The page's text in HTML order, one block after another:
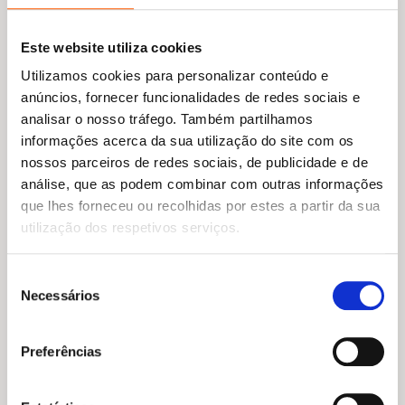
Este website utiliza cookies
Utilizamos cookies para personalizar conteúdo e
anúncios, fornecer funcionalidades de redes sociais e
analisar o nosso tráfego. Também partilhamos
informações acerca da sua utilização do site com os
nossos parceiros de redes sociais, de publicidade e de
análise, que as podem combinar com outras informações
que lhes forneceu ou recolhidas por estes a partir da sua
utilização dos respetivos serviços.
Necessários
Preferências
Outras sugestões